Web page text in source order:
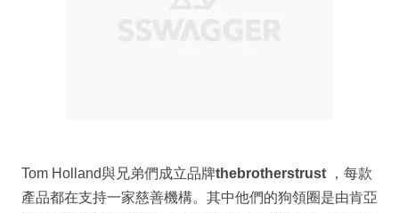
Tom Holland與兄弟們成立品牌thebrotherstrust
，每款
產品都在支持一家慈善機構。其中他們的狗領圈是由肯亞